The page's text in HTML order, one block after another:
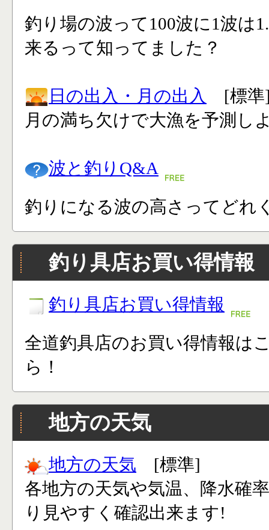
釣り場の波って100波に1波は
来るって知ってました？
日の出入・月の出入
[標準
月の満ち欠けで大漁を予測し
波と釣りQ&A
釣りになる波の高さってどれ
釣り具店お買い得情報
釣り具店お買い得情報
全道釣具店のお買い得情報は
ら！
地方の天気
地方の天気 [標準]
各地方の天気や気温、降水確
り見やすく確認出来ます!